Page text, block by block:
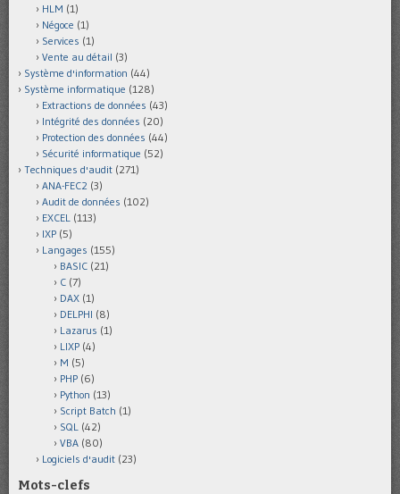
HLM (1)
Négoce (1)
Services (1)
Vente au détail (3)
Système d'information (44)
Système informatique (128)
Extractions de données (43)
Intégrité des données (20)
Protection des données (44)
Sécurité informatique (52)
Techniques d'audit (271)
ANA-FEC2 (3)
Audit de données (102)
EXCEL (113)
IXP (5)
Langages (155)
BASIC (21)
C (7)
DAX (1)
DELPHI (8)
Lazarus (1)
LIXP (4)
M (5)
PHP (6)
Python (13)
Script Batch (1)
SQL (42)
VBA (80)
Logiciels d'audit (23)
Mots-clefs